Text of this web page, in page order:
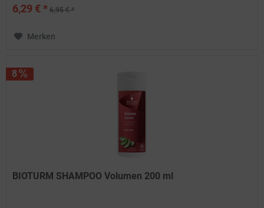
6,29 € * 6,95 € *
Merken
8
BIOTURM SHAMPOO Volumen 200 ml